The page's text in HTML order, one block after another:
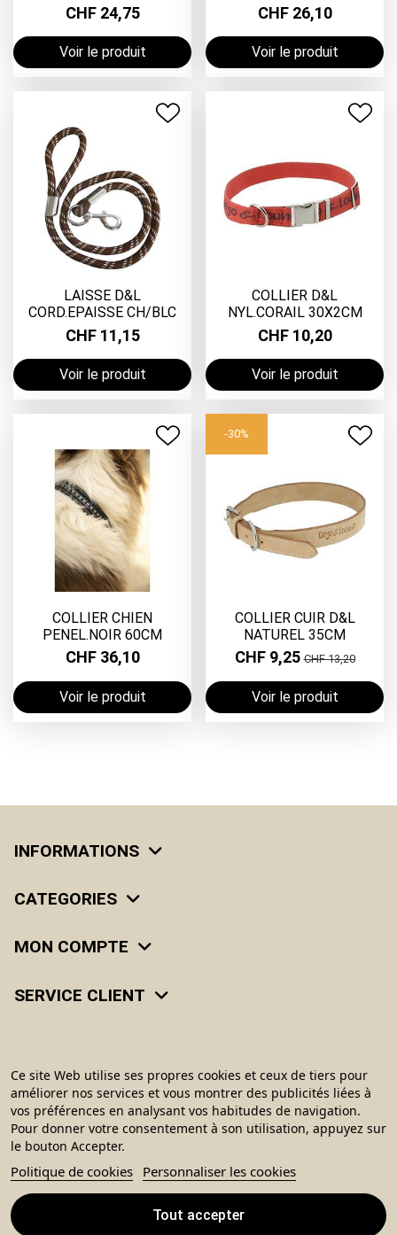
CHF 24,75
Voir le produit
CHF 26,10
Voir le produit
LAISSE D&L
CORD.EPAISSE CH/BLC
CHF 11,15
Voir le produit
COLLIER D&L
NYL.CORAIL 30X2CM
CHF 10,20
Voir le produit
COLLIER CHIEN
PENEL.NOIR 60CM
CHF 36,10
Voir le produit
-30%
COLLIER CUIR D&L
NATUREL 35CM
CHF 9,25CHF 13,20
Voir le produit
INFORMATIONS
CATEGORIES
MON COMPTE
SERVICE CLIENT
Ce site Web utilise ses propres cookies et ceux de tiers pour
améliorer nos services et vous montrer des publicités liées à
vos préférences en analysant vos habitudes de navigation.
Pour donner votre consentement à son utilisation, appuyez sur
le bouton Accepter.
Politique de cookies Personnaliser les cookies
Tout accepter
© 2026 Le Monde du Cheval, tous droits réservés. Réalisé par
ivimédia.